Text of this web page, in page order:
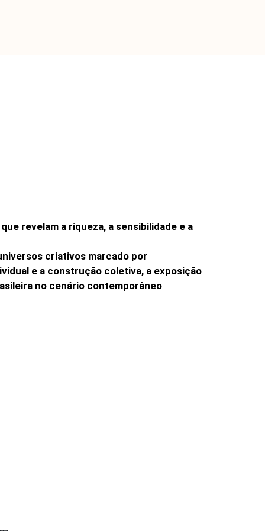
revelam a riqueza, a sensibilidade e a
criativos marcado por
e a construção coletiva, a exposição
no cenário contemporâneo